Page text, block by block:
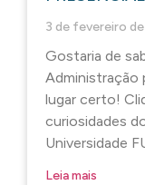
3 de fevereiro
Gostaria de
Administração
lugar certo!
curiosidades
Universidade
Leia mais